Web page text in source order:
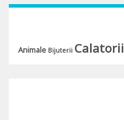
Animale Bijuterii Calatorii